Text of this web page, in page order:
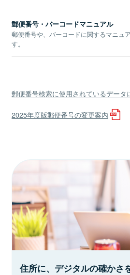
郵便番号・バーコードマニュアル
郵便番号や、バーコードに関するマニュ
す。
郵便番号検索に使用されているデータ
2025年度版郵便番号の変更案内
住所に、デジタルの確かさ